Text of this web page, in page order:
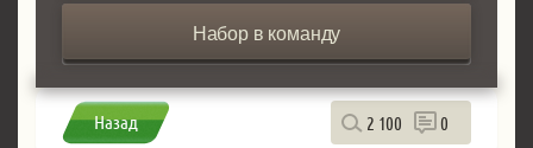
Набор в команду
Назад 2 100 0